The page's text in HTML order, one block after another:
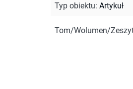
Typ obiektu: Artykuł
Tom/Wolumen/